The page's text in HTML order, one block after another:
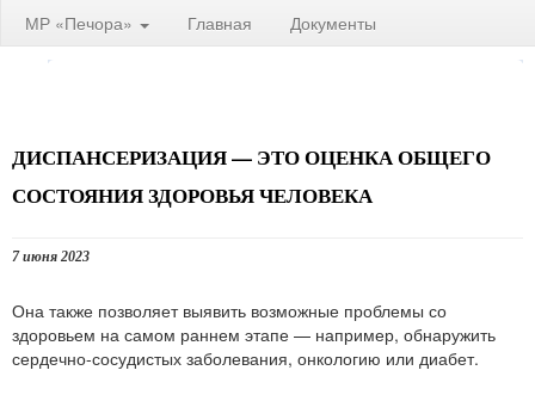
МР «Печора» Главная Документы
ДИСПАНСЕРИЗАЦИЯ — ЭТО ОЦЕНКА ОБЩЕГО
СОСТОЯНИЯ ЗДОРОВЬЯ ЧЕЛОВЕКА
7 июня 2023
Она также позволяет выявить возможные проблемы со
здоровьем на самом раннем этапе — например, обнаружить
сердечно-сосудистых заболевания, онкологию или диабет.